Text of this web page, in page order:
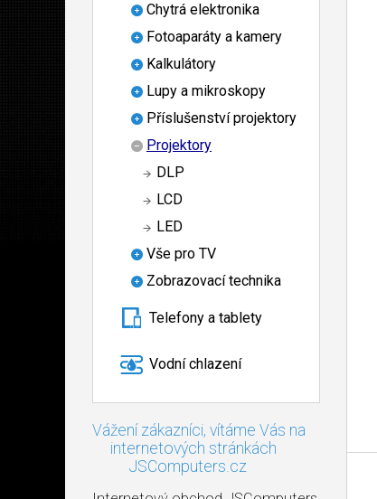
Chytrá elektronika
Fotoaparáty a kamery
Kalkulátory
Lupy a mikroskopy
Příslušenství projektory
Projektory
DLP
LCD
LED
Vše pro TV
Zobrazovací technika
Telefony a tablety
Vodní chlazení
Vážení zákazníci, vítáme Vás na
internetových stránkách
JSComputers.cz